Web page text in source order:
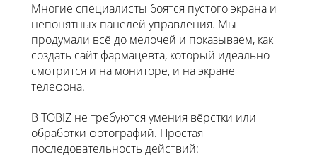
Многие специалисты боятся пустого экрана и
непонятных панелей управления. Мы
продумали всё до мелочей и показываем, как
создать сайт фармацевта, который идеально
смотрится и на мониторе, и на экране
телефона.
В TOBIZ не требуются умения вёрстки или
обработки фотографий. Простая
последовательность действий: